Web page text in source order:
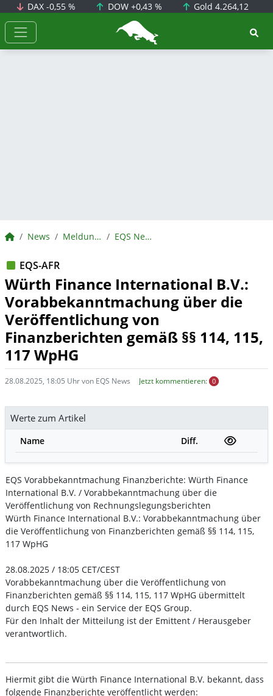
DAX-0,55 % DOW +0,43 % Gold4.264,12
BörsenNEWS.de
BörsenNEWS.de
News Meldungen EQS News
EQS-AFR
Würth Finance International B.V.:
Vorabbekanntmachung über die
Veröffentlichung von
Finanzberichten gemäß §§ 114, 115,
117 WpHG
28.08.2025, 18:05 Uhr von EQS News Jetzt kommentieren: 0
Werte zum Artikel
Name Diff.
EQS Vorabbekanntmachung Finanzberichte: Würth Finance
International B.V. / Vorabbekanntmachung über die
Veröffentlichung von Rechnungslegungsberichten
Würth Finance International B.V.: Vorabbekanntmachung über
die Veröffentlichung von Finanzberichten gemäß §§ 114, 115,
117 WpHG
28.08.2025 / 18:05 CET/CEST
Vorabbekanntmachung über die Veröffentlichung von
Finanzberichten gemäß §§ 114, 115, 117 WpHG übermittelt
durch EQS News - ein Service der EQS Group.
Für den Inhalt der Mitteilung ist der Emittent / Herausgeber
verantwortlich.
Hiermit gibt die Würth Finance International B.V. bekannt, dass
folgende Finanzberichte veröffentlicht werden: